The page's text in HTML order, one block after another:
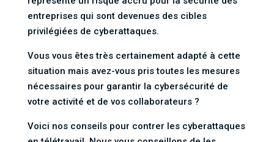
entreprises qui sont devenues des cibles
privilégiées de cyberattaques.
Vous vous êtes très certainement adapté à cette
situation mais avez-vous pris toutes les mesures
nécessaires pour garantir la cybersécurité de
votre activité et de vos collaborateurs ?
Voici nos conseils pour contrer les cyberattaques